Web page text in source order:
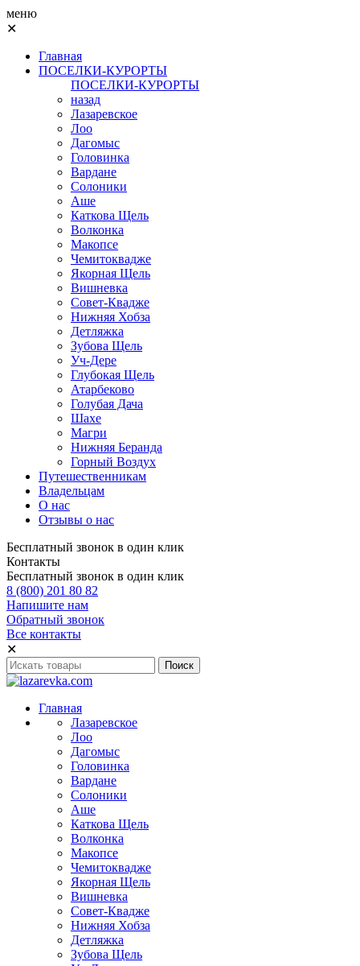
меню
✕
Главная
ПОСЕЛКИ-КУРОРТЫ
ПОСЕЛКИ-КУРОРТЫ
назад
Лазаревское
Лоо
Дагомыс
Головинка
Вардане
Солоники
Аше
Каткова Щель
Волконка
Макопсе
Чемитоквадже
Якорная Щель
Вишневка
Совет-Квадже
Нижняя Хобза
Детляжка
Зубова Щель
Уч-Дере
Глубокая Щель
Атарбеково
Голубая Дача
Шахе
Магри
Нижняя Беранда
Горный Воздух
Путешественникам
Владельцам
О нас
Отзывы о нас
Бесплатный звонок в один клик
Контакты
Бесплатный звонок в один клик
8 (800) 201 80 82
Напишите нам
Обратный звонок
Все контакты
✕
Главная
Лазаревское
Лоо
Дагомыс
Головинка
Вардане
Солоники
Аше
Каткова Щель
Волконка
Макопсе
Чемитоквадже
Якорная Щель
Вишневка
Совет-Квадже
Нижняя Хобза
Детляжка
Зубова Щель